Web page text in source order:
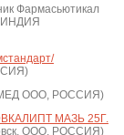
Фармасьютикал
ИНДИЯ
ООО, РОССИЯ)
МАЗЬ 25Г.
ООО, РОССИЯ)